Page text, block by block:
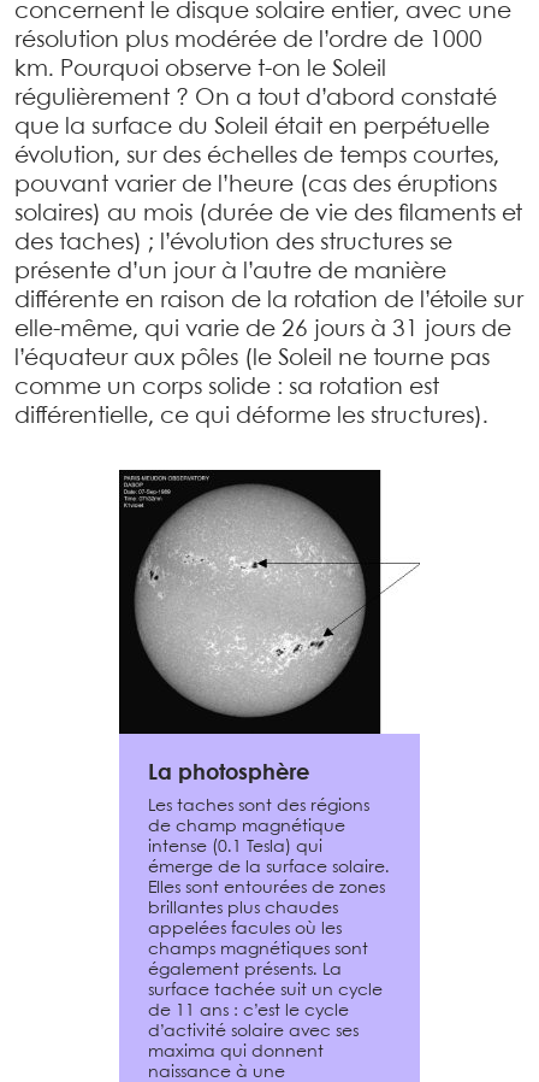
concernent le disque solaire entier, avec une
résolution plus modérée de l’ordre de 1000
km. Pourquoi observe t-on le Soleil
régulièrement ? On a tout d’abord constaté
que la surface du Soleil était en perpétuelle
évolution, sur des échelles de temps courtes,
pouvant varier de l’heure (cas des éruptions
solaires) au mois (durée de vie des filaments et
des taches) ; l’évolution des structures se
présente d’un jour à l’autre de manière
différente en raison de la rotation de l’étoile sur
elle-même, qui varie de 26 jours à 31 jours de
l’équateur aux pôles (le Soleil ne tourne pas
comme un corps solide : sa rotation est
différentielle, ce qui déforme les structures).
La photosphère
Les taches sont des régions
de champ magnétique
intense (0.1 Tesla) qui
émerge de la surface solaire.
Elles sont entourées de zones
brillantes plus chaudes
appelées facules où les
champs magnétiques sont
également présents. La
surface tachée suit un cycle
de 11 ans : c’est le cycle
d’activité solaire avec ses
maxima qui donnent
naissance à une